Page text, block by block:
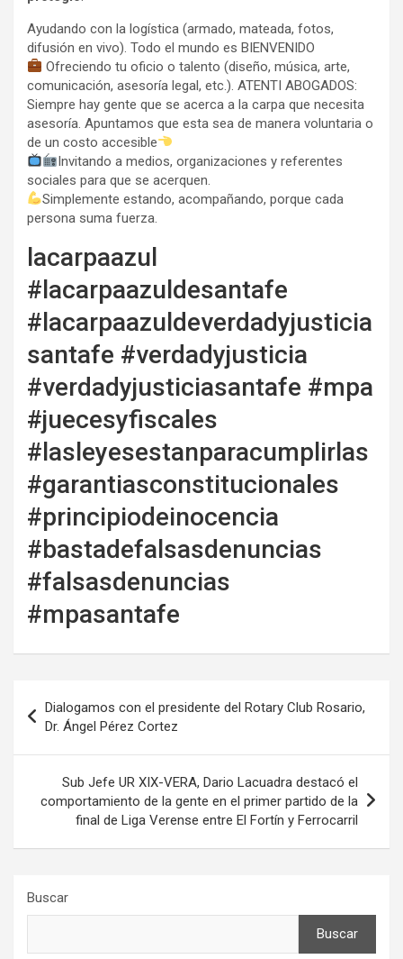
Ayudando con la logística (armado, mateada, fotos,
difusión en vivo). Todo el mundo es BIENVENIDO
Ofreciendo tu oficio o talento (diseño, música, arte,
comunicación, asesoría legal, etc.). ATENTI ABOGADOS:
Siempre hay gente que se acerca a la carpa que necesita
asesoría. Apuntamos que esta sea de manera voluntaria o
de un costo accesible
Invitando a medios, organizaciones y referentes
sociales para que se acerquen.
Simplemente estando, acompañando, porque cada
persona suma fuerza.
lacarpaazul
#lacarpaazuldesantafe
#lacarpaazuldeverdadyjusticia
santafe #verdadyjusticia
#verdadyjusticiasantafe #mpa
#juecesyfiscales
#lasleyesestanparacumplirlas
#garantiasconstitucionales
#principiodeinocencia
#bastadefalsasdenuncias
#falsasdenuncias
#mpasantafe
de
entradas
Dialogamos con el presidente del Rotary Club Rosario,
Dr. Ángel Pérez Cortez
Sub Jefe UR XIX-VERA, Dario Lacuadra destacó el
comportamiento de la gente en el primer partido de la
final de Liga Verense entre El Fortín y Ferrocarril
Buscar
Buscar